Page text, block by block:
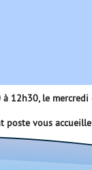
12h30, le
poste vous